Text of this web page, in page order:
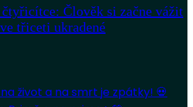
Člověk si začne vážit
třiceti ukradené